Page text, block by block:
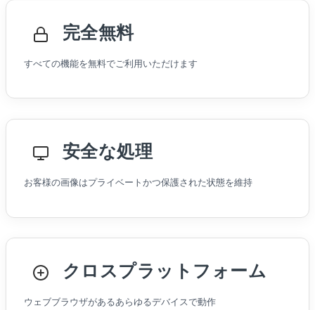
完全無料
すべての機能を無料でご利用いただけます
安全な処理
お客様の画像はプライベートかつ保護された状態を維持
クロスプラットフォーム
ウェブブラウザがあるあらゆるデバイスで動作